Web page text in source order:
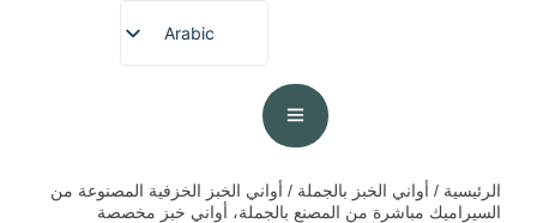
Arabic
English
Spanish
الرئيسية / أواني الخبز بالجملة / أواني الخبز الخزفية المصنوعة من
السيراميك مباشرة من المصنع بالجملة، أواني خبز مخصصة